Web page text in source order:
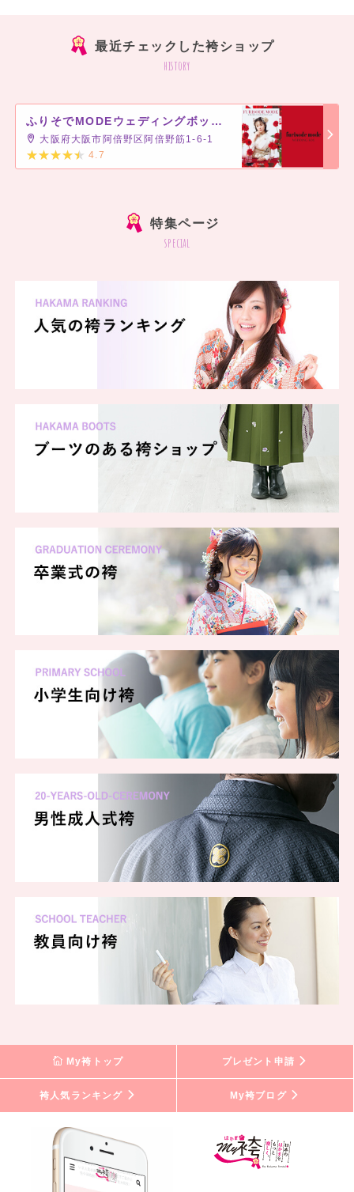
最近チェックした袴ショップ
history
ふりそでMODEウェディングボックス あべのキューズモール店
大阪府大阪市阿倍野区阿倍野筋1-6-1
4.7
特集ページ
special
My袴トップ プレゼント申請
袴人気ランキング My袴ブログ